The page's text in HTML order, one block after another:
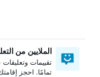
الملايين من
تقييمات وتعليقات
تمامًا. احجز